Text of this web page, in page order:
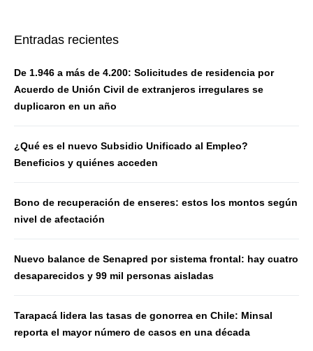
Entradas recientes
De 1.946 a más de 4.200: Solicitudes de residencia por
Acuerdo de Unión Civil de extranjeros irregulares se
duplicaron en un año
¿Qué es el nuevo Subsidio Unificado al Empleo?
Beneficios y quiénes acceden
Bono de recuperación de enseres: estos los montos según
nivel de afectación
Nuevo balance de Senapred por sistema frontal: hay cuatro
desaparecidos y 99 mil personas aisladas
Tarapacá lidera las tasas de gonorrea en Chile: Minsal
reporta el mayor número de casos en una década